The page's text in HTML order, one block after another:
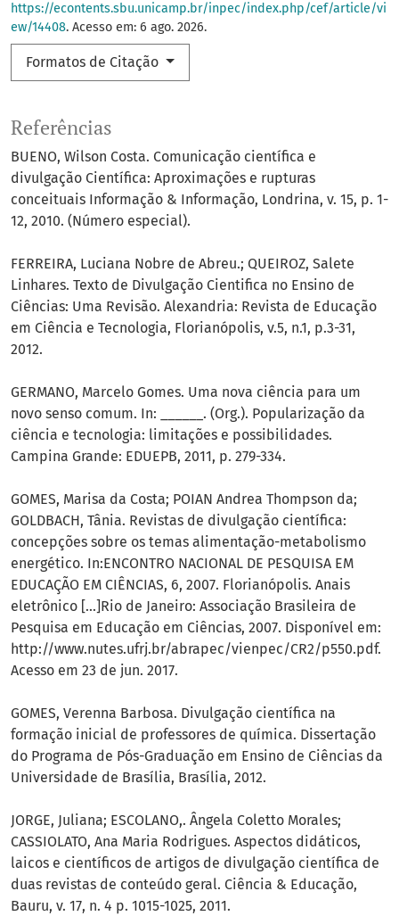
https://econtents.sbu.unicamp.br/inpec/index.php/cef/article/vi
ew/14408. Acesso em: 6 ago. 2026.
Formatos de Citação
Referências
BUENO, Wilson Costa. Comunicação científica e
divulgação Científica: Aproximações e rupturas
conceituais Informação & Informação, Londrina, v. 15, p. 1-
12, 2010. (Número especial).
FERREIRA, Luciana Nobre de Abreu.; QUEIROZ, Salete
Linhares. Texto de Divulgação Cientifica no Ensino de
Ciências: Uma Revisão. Alexandria: Revista de Educação
em Ciência e Tecnologia, Florianópolis, v.5, n.1, p.3-31,
2012.
GERMANO, Marcelo Gomes. Uma nova ciência para um
novo senso comum. In: ______. (Org.). Popularização da
ciência e tecnologia: limitações e possibilidades.
Campina Grande: EDUEPB, 2011, p. 279-334.
GOMES, Marisa da Costa; POIAN Andrea Thompson da;
GOLDBACH, Tânia. Revistas de divulgação científica:
concepções sobre os temas alimentação-metabolismo
energético. In:ENCONTRO NACIONAL DE PESQUISA EM
EDUCAÇÃO EM CIÊNCIAS, 6, 2007. Florianópolis. Anais
eletrônico [...]Rio de Janeiro: Associação Brasileira de
Pesquisa em Educação em Ciências, 2007. Disponível em:
http://www.nutes.ufrj.br/abrapec/vienpec/CR2/p550.pdf.
Acesso em 23 de jun. 2017.
GOMES, Verenna Barbosa. Divulgação científica na
formação inicial de professores de química. Dissertação
do Programa de Pós-Graduação em Ensino de Ciências da
Universidade de Brasília, Brasília, 2012.
JORGE, Juliana; ESCOLANO,. Ângela Coletto Morales;
CASSIOLATO, Ana Maria Rodrigues. Aspectos didáticos,
laicos e científicos de artigos de divulgação científica de
duas revistas de conteúdo geral. Ciência & Educação,
Bauru, v. 17, n. 4 p. 1015-1025, 2011.